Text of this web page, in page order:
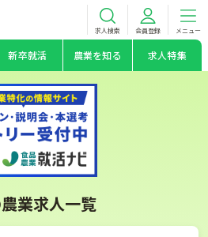
求人検索 会員登録 メニュー
新卒就活 農業を知る 求人特集
業求人一覧